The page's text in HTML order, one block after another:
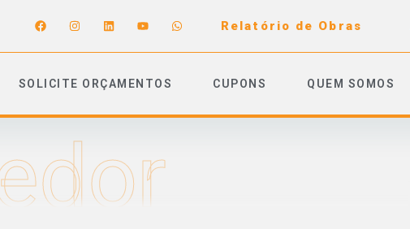
Relatório de Obras
SOLICITE ORÇAMENTOS CUPONS QUEM SOMOS